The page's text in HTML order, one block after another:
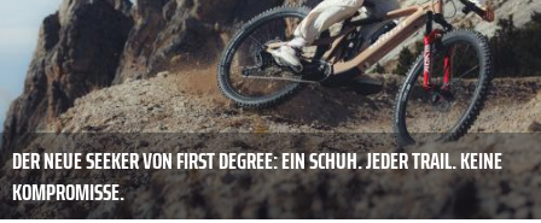
DER NEUE SEEKER VON FIRST DEGREE: EIN SCHUH. JEDER TRAIL. KEINE
KOMPROMISSE.